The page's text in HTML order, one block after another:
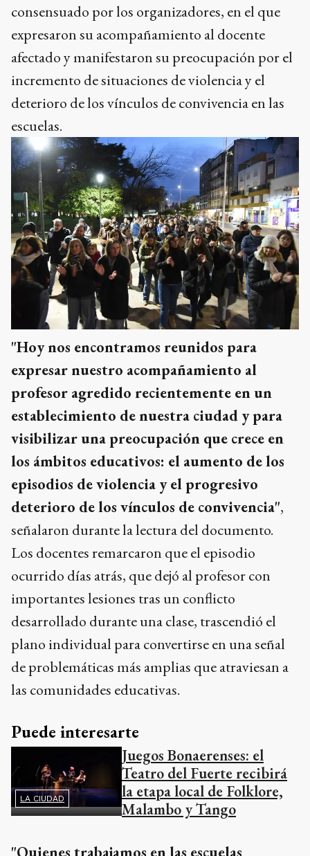
consensuado por los organizadores, en el que
expresaron su acompañamiento al docente
afectado y manifestaron su preocupación por el
incremento de situaciones de violencia y el
deterioro de los vínculos de convivencia en las
escuelas.
"Hoy nos encontramos reunidos para
expresar nuestro acompañamiento al
profesor agredido recientemente en un
establecimiento de nuestra ciudad y para
visibilizar una preocupación que crece en
los ámbitos educativos: el aumento de los
episodios de violencia y el progresivo
deterioro de los vínculos de convivencia",
señalaron durante la lectura del documento.
Los docentes remarcaron que el episodio
ocurrido días atrás, que dejó al profesor con
importantes lesiones tras un conflicto
desarrollado durante una clase, trascendió el
plano individual para convertirse en una señal
de problemáticas más amplias que atraviesan a
las comunidades educativas.
Puede interesarte
LA CIUDAD
Juegos Bonaerenses: el
Teatro del Fuerte recibirá
la etapa local de Folklore,
Malambo y Tango